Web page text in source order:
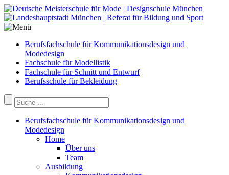
Berufsfachschule für Kommunikationsdesign und
Modedesign
Fachschule für Modellistik
Fachschule für Schnitt und Entwurf
Berufsschule für Bekleidung
Berufsfachschule für Kommunikationsdesign und
Modedesign
Home
Über uns
Team
Ausbildung